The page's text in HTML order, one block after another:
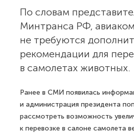
По словам
Минтранса РФ,
не требуются
рекомендации для
в самолетах животных.
Ранее в СМИ появилась
и администрация президента
рассмотреть возможность
к перевозке в салоне самолета